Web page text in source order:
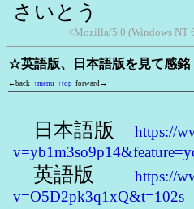
さいとう
<Mozilla/5.0 (Windows NT
☆英語版、日本語版を見て感銘
←back ↑menu ↑top forward→
日本語版
https://
英語版
https://
v=O5D2pk3q1xQ&t=102s